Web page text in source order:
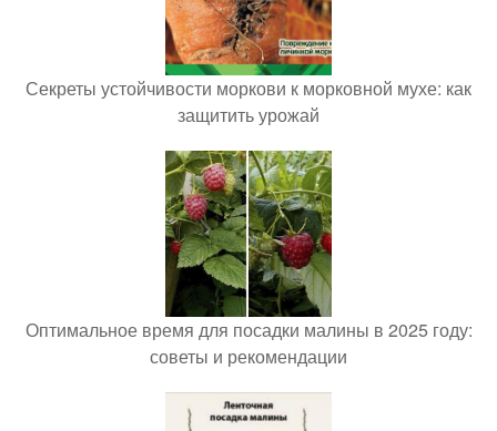
Секреты устойчивости моркови к морковной мухе: как
защитить урожай
Оптимальное время для посадки малины в 2025 году:
советы и рекомендации